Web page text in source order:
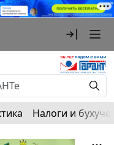
Налоги и